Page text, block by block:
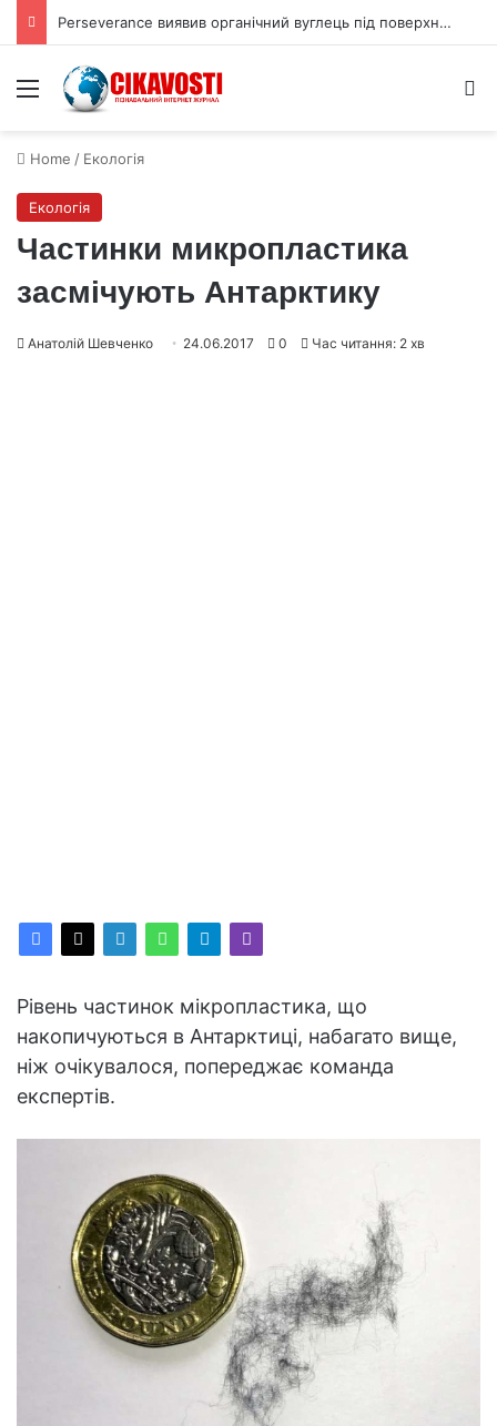
Perseverance виявив органічний вуглець під поверхнею Марса
Menu
Home / Екологія
Екологія
Частинки микропластика
засмічують Антарктику
Анатолій Шевченко 24.06.2017 0 Час читання: 2 хв
Рівень частинок мікропластика, що
накопичуються в Антарктиці, набагато вище,
ніж очікувалося, попереджає команда
експертів.